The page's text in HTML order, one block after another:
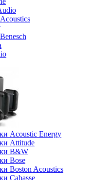
Acoustic Energy
Attitude
B&W
Bose
Boston Acoustics
Cabasse